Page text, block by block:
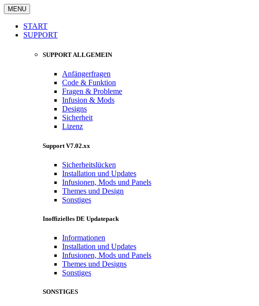
MENU
START
SUPPORT
SUPPORT ALLGEMEIN
Anfängerfragen
Code & Funktion
Fragen & Probleme
Infusion & Mods
Designs
Sicherheit
Lizenz
Support V7.02.xx
Sicherheitslücken
Installation und Updates
Infusionen, Mods und Panels
Themes und Design
Sonstiges
Inoffizielles DE Updatepack
Informationen
Installation und Updates
Infusionen, Mods und Panels
Themes und Designs
Sonstiges
SONSTIGES